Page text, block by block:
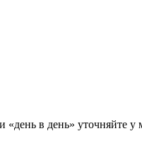
«день в день» уточняйте